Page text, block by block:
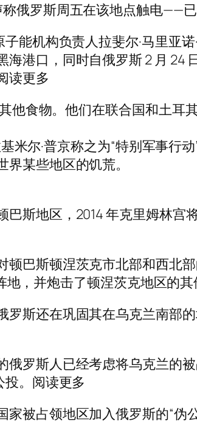
俄罗斯周五在该地点触电——已
能机构负责人拉斐尔·马里亚诺
港口，同时自俄罗斯 2 月 24
读更多
他食物。他们在联合国和土
米尔·普京称之为“特别军事行
某些地区的饥荒。
斯地区，2014 年克里姆林
巴斯顿涅茨克市北部和西北
，并炮击了顿涅茨克地区的其
罗斯还在巩固其在乌克兰南部
罗斯人已经考虑将乌克兰的
投。阅读更多
被占领地区加入俄罗斯的“